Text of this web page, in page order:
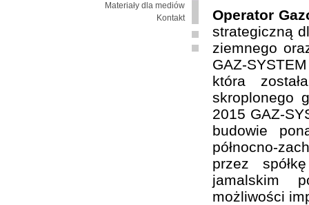
Materiały dla mediów
Kontakt
Operator
strategiczną
ziemnego
GAZ-
która
skroplonego
2015 GAZ-
budowie
północno-
przez
jamalskim
możliwości